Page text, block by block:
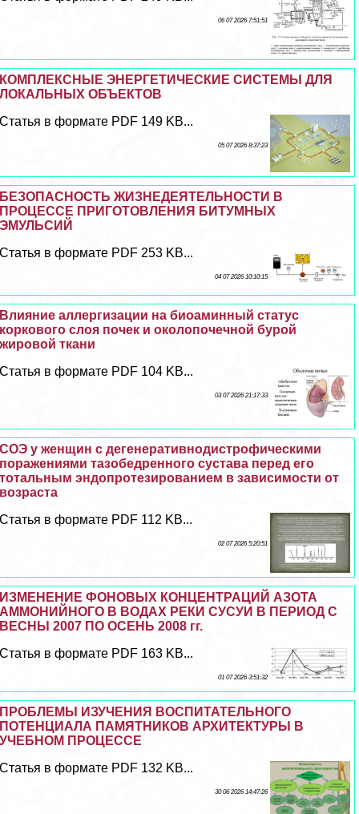
06 07 2026 7:51:51
КОМПЛЕКСНЫЕ ЭНЕРГЕТИЧЕСКИЕ СИСТЕМЫ ДЛЯ
ЛОКАЛЬНЫХ ОБЪЕКТОВ
Статья в формате PDF 149 KB...
05 07 2026 8:37:23
БЕЗОПАСНОСТЬ ЖИЗНЕДЕЯТЕЛЬНОСТИ В
ПРОЦЕССЕ ПРИГОТОВЛЕНИЯ БИТУМНЫХ
ЭМУЛЬСИЙ
Статья в формате PDF 253 KB...
04 07 2026 10:10:15
Влияние аллергизации на биоаминный статус
коркового слоя почек и околопочечной бурой
жировой ткани
Статья в формате PDF 104 KB...
03 07 2026 21:17:33
СОЭ у женщин с дегенеративнодистрофическими
поражениями тазобедренного сустава перед его
тотальным эндопротезированием в зависимости от
возраста
Статья в формате PDF 112 KB...
02 07 2026 5:20:51
ИЗМЕНЕНИЕ ФОНОВЫХ КОНЦЕНТРАЦИЙ АЗОТА
АММОНИЙНОГО В ВОДАХ РЕКИ СУСУИ В ПЕРИОД С
ВЕСНЫ 2007 ПО ОСЕНЬ 2008 гг.
Статья в формате PDF 163 KB...
01 07 2026 3:51:32
ПРОБЛЕМЫ ИЗУЧЕНИЯ ВОСПИТАТЕЛЬНОГО
ПОТЕНЦИАЛА ПАМЯТНИКОВ АРХИТЕКТУРЫ В
УЧЕБНОМ ПРОЦЕССЕ
Статья в формате PDF 132 KB...
30 06 2026 14:47:26